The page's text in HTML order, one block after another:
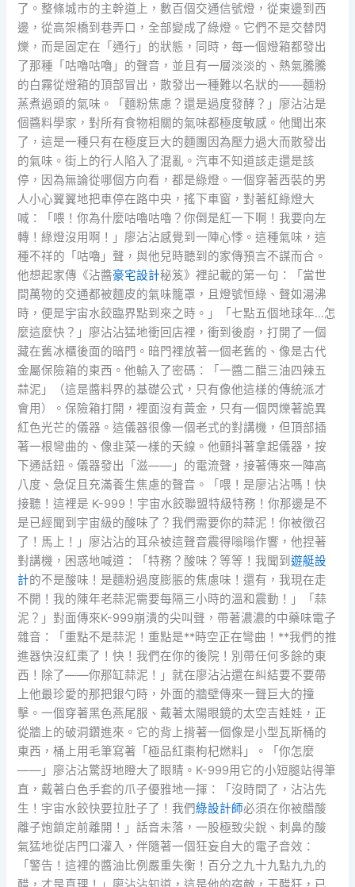
了。整條城市的主幹道上，數百個交通信號燈，從東邊到西
邊，從高架橋到巷弄口，全部變成了綠燈。它們不是交替閃
爍，而是固定在「通行」的狀態，同時，每一個燈箱都發出
了那種「咕嚕咕嚕」的聲音，並且有一層淡淡的、熱氣騰騰
的白霧從燈箱的頂部冒出，散發出一種難以名狀的——麵粉
蒸煮過頭的氣味。「麵粉焦慮？還是過度發酵？」廖沾沾是
個醬料學家，對所有食物相關的氣味都極度敏感。他聞出來
了，這是一種只有在極度巨大的麵團因為壓力過大而散發出
的氣味。街上的行人陷入了混亂。汽車不知道該走還是該
停，因為無論從哪個方向看，都是綠燈。一個穿著西裝的男
人小心翼翼地把車停在路中央，搖下車窗，對著紅綠燈大
喊：「喂！你為什麼咕嚕咕嚕？你倒是紅一下啊！我要向左
轉！綠燈沒用啊！」廖沾沾感覺到一陣心悸。這種氣味，這
種不祥的「咕嚕」聲，與他兒時聽到的家傳預言不謀而合。
他想起家傳《沾醬豪宅設計秘笈》裡記載的第一句：「當世
間萬物的交通都被麵皮的氣味籠罩，且燈號恒綠、聲如湯沸
時，便是宇宙水餃臨界點到來之時。」「七點五個地球年…怎
麼這麼快？」廖沾沾猛地衝回店裡，衝到後廚，打開了一個
藏在舊冰櫃後面的暗門。暗門裡放著一個老舊的、像是古代
金屬保險箱的東西。他輸入了密碼：「一醬二醋三油四辣五
蒜泥」（這是醬料界的基礎公式，只有像他這樣的傳統派才
會用）。保險箱打開，裡面沒有黃金，只有一個閃爍著詭異
紅色光芒的儀器。這儀器很像一個老式的對講機，但頂部插
著一根彎曲的、像韭菜一樣的天線。他顫抖著拿起儀器，按
下通話鈕。儀器發出「滋——」的電流聲，接著傳來一陣高
八度、急促且充滿養生焦慮的聲音。「喂！是廖沾沾嗎！快
接聽！這裡是 K-999！宇宙水餃聯盟特級特務！你那邊是不
是已經聞到宇宙級的酸味了？我們需要你的蒜泥！你被徵召
了！馬上！」廖沾沾的耳朵被這聲音震得嗡嗡作響，他捏著
對講機，困惑地喊道：「特務？酸味？等等！我聞到遊艇設
計的不是酸味！是麵粉過度膨脹的焦慮味！還有，我現在走
不開！我的陳年老蒜泥需要每隔三小時的溫和震動！」「蒜
泥？」對面傳來K-999崩潰的尖叫聲，帶著濃濃的中藥味電子
雜音：「重點不是蒜泥！重點是**時空正在彎曲！**我們的推
進器快沒紅棗了！快！我們在你的後院！別帶任何多餘的東
西！除了——你那缸蒜泥！」就在廖沾沾還在糾結要不要帶
上他最珍愛的那把銀勺時，外面的牆壁傳來一聲巨大的撞
擊。一個穿著黑色燕尾服、戴著太陽眼鏡的太空吉娃娃，正
從牆上的破洞鑽進來。它的背上揹著一個像是小型瓦斯桶的
東西，桶上用毛筆寫著「極品紅棗枸杞燃料」。「你怎麼
——」廖沾沾驚訝地瞪大了眼睛。K-999用它的小短腿站得筆
直，戴著白色手套的爪子優雅地一揮：「沒時間了，沾沾先
生！宇宙水餃快要拉肚子了！我們綠設計師必須在你被醋酸
離子炮鎖定前離開！」話音未落，一股極致尖銳、刺鼻的酸
氣猛地從店門口灌入，伴隨著一個狂妄自大的電子音效：
「警告！這裡的醬油比例嚴重失衡！百分之九十九點九九的